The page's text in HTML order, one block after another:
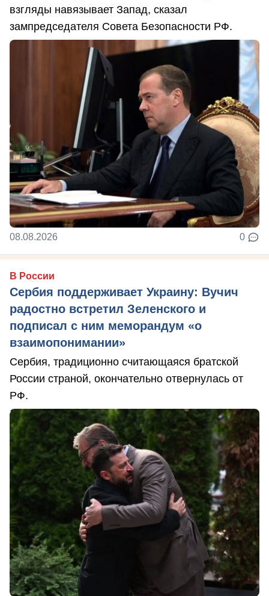
взгляды навязывает Запад, сказал
зампредседателя Совета Безопасности РФ.
08.08.2026 0
В России
Сербия поддерживает Украину: Вучич
радостно встретил Зеленского и
подписал с ним меморандум «о
взаимопонимании»
Сербия, традиционно считающаяся братской
России страной, окончательно отвернулась от
РФ.